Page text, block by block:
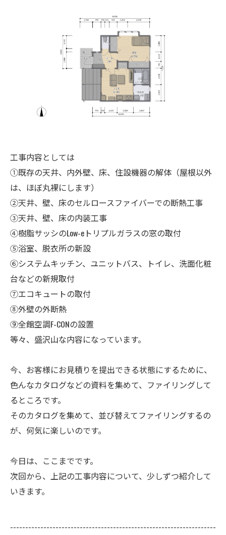
工事内容としては
①既存の天井、内外壁、床、住設機器の解体（屋根以外
は、ほぼ丸裸にします）
②天井、壁、床のセルロースファイバーでの断熱工事
③天井、壁、床の内装工事
④樹脂サッシのLow-eトリプルガラスの窓の取付
⑤浴室、脱衣所の新設
⑥システムキッチン、ユニットバス、トイレ、洗面化粧
台などの新規取付
⑦エコキュートの取付
⑧外壁の外断熱
⑨全館空調F-CONの設置
等々、盛沢山な内容になっています。
今、お客様にお見積りを提出できる状態にするために、
色んなカタログなどの資料を集めて、ファイリングして
るところです。
そのカタログを集めて、並び替えてファイリングするの
が、何気に楽しいのです。
今日は、ここまでです。
次回から、上記の工事内容について、少しずつ紹介して
いきます。
--------------------------------------------------------------------